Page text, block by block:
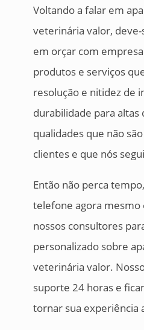
Voltando a falar em
veterinária valor,
em orçar com
produtos e serviços
resolução e nitidez de
durabilidade para altas
qualidades que não
clientes e que nós
Então não perca
telefone agora mesmo
nossos consultores
personalizado sobre
veterinária valor.
suporte 24 horas e
tornar sua experiência